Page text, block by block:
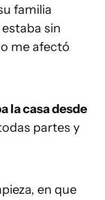
familia
sin
me afectó
la casa desde
partes y
en que